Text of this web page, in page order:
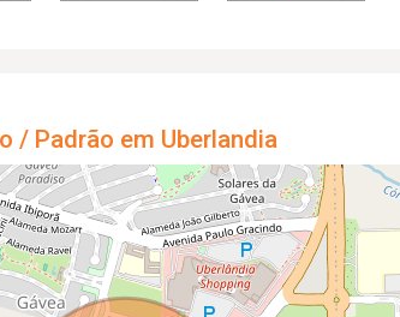
/ Padrão em Uberlandia